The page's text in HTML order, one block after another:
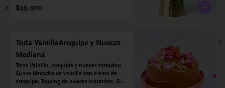
$99.900
Torta VainillaArequipe y Nueces
Mediana
Torta Vainilla, arequipe y nueces tostadas:
Suave bizcocho de vainilla con crema de
arequipe: Topping de nueces crocantes. Sin